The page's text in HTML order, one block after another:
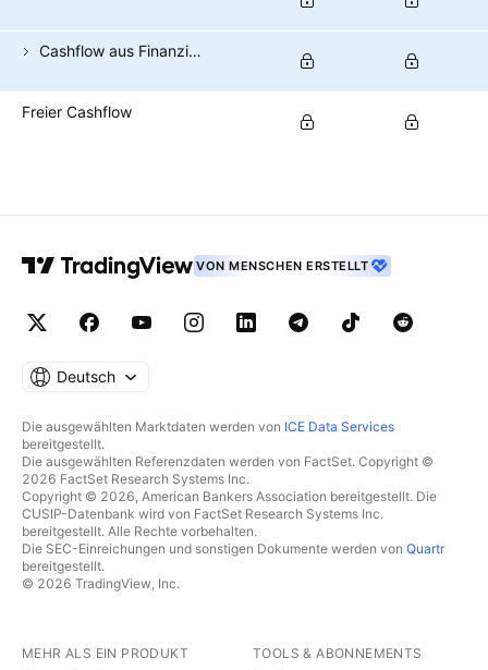
Cashflow aus Finanzierungsaktivitäten
Freier Cashflow
VON MENSCHEN ERSTELLT
Deutsch
Die ausgewählten Marktdaten werden von ICE Data Services
bereitgestellt.
Die ausgewählten Referenzdaten werden von FactSet. Copyright ©
2026 FactSet Research Systems Inc.
Copyright © 2026, American Bankers Association bereitgestellt. Die
CUSIP-Datenbank wird von FactSet Research Systems Inc.
bereitgestellt. Alle Rechte vorbehalten.
Die SEC-Einreichungen und sonstigen Dokumente werden von Quartr
bereitgestellt.
© 2026 TradingView, Inc.
MEHR ALS EIN PRODUKT TOOLS & ABONNEMENTS